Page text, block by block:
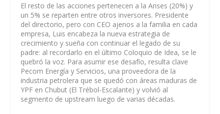
El resto de las acciones pertenecen a la Anses (20%) y
un 5% se reparten entre otros inversores. Presidente
del directorio, pero con CEO ajenos a la familia en cada
empresa, Luis encabeza la nueva estrategia de
crecimiento y sueña con continuar el legado de su
padre: al recordarlo en el último Coloquio de Idea, se le
quebró la voz. Para asumir ese desafío, resulta clave
Pecom Energía y Servicios, una proveedora de la
industria petrolera que se quedó con áreas maduras de
YPF en Chubut (El Trébol-Escalante) y volvió al
segmento de upstream luego de varias décadas.